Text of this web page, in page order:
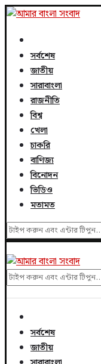
সর্বশেষ
জাতীয়
সারাবাংলা
রাজনীতি
বিশ্ব
খেলা
চাকরি
বাণিজ্য
বিনোদন
ভিডিও
মতামত
সর্বশেষ
জাতীয়